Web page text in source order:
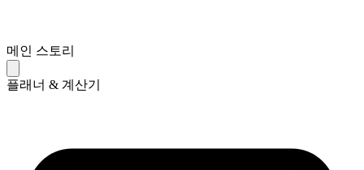
메인 스토리
플래너 & 계산기